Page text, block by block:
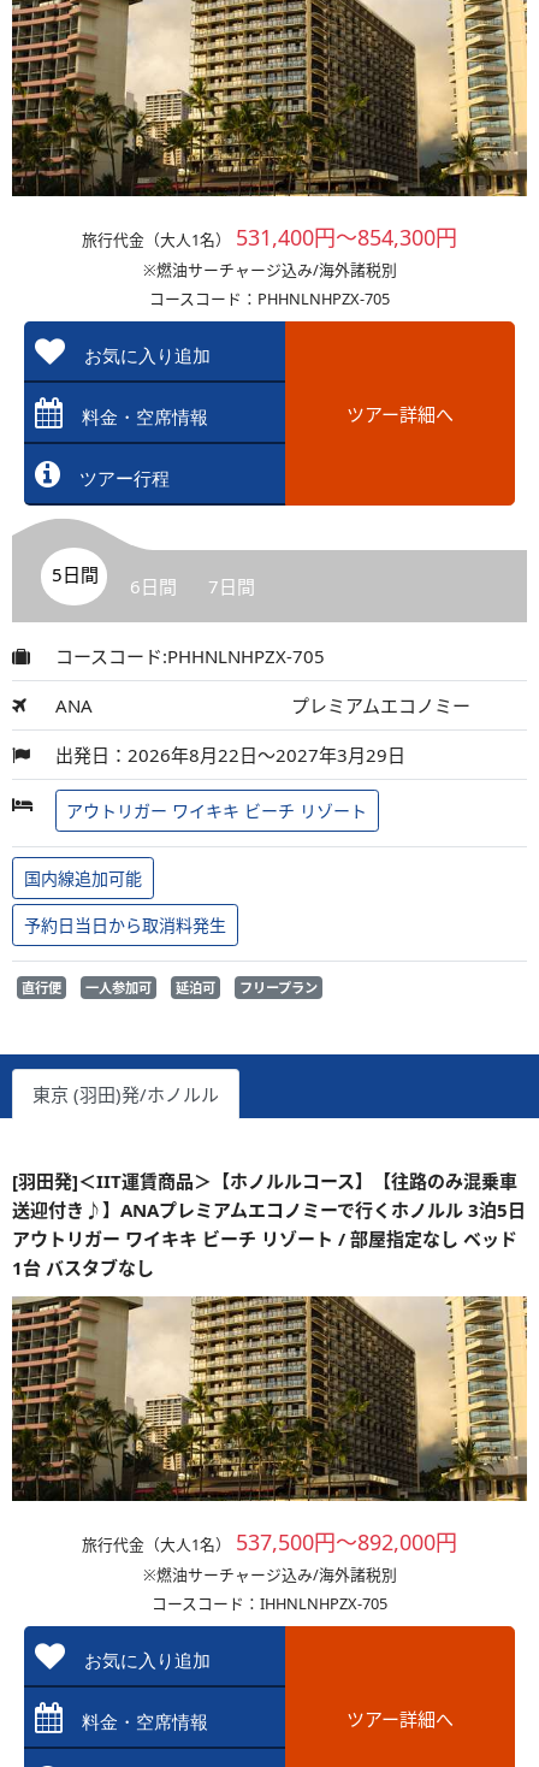
旅行代金（大人1名） 531,400円～854,300円
※燃油サーチャージ込み/海外諸税別
コースコード：PHHNLNHPZX-705
お気に入り追加
料金・空席情報
ツアー行程
ツアー詳細へ
5日間 6日間 7日間
コースコード:PHHNLNHPZX-705
ANA プレミアムエコノミー
出発日：2026年8月22日～2027年3月29日
アウトリガー ワイキキ ビーチ リゾート
国内線追加可能
予約日当日から取消料発生
直行便 一人参加可 延泊可 フリープラン
東京 (羽田)発/ホノルル
[羽田発]＜IIT運賃商品＞【ホノルルコース】【往路のみ混乗車
送迎付き♪】ANAプレミアムエコノミーで行くホノルル 3泊5日
アウトリガー ワイキキ ビーチ リゾート / 部屋指定なし ベッド
1台 バスタブなし
旅行代金（大人1名） 537,500円～892,000円
※燃油サーチャージ込み/海外諸税別
コースコード：IHHNLNHPZX-705
お気に入り追加
料金・空席情報 ツアー詳細へ